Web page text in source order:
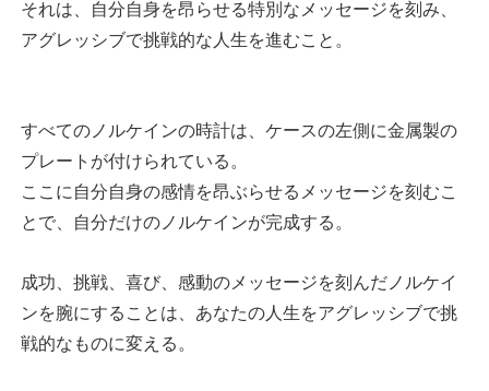
それは、自分自身を昂らせる特別なメッセージを刻み、
アグレッシブで挑戦的な人生を進むこと。
すべてのノルケインの時計は、ケースの左側に金属製の
プレートが付けられている。
ここに自分自身の感情を昂ぶらせるメッセージを刻むこ
とで、自分だけのノルケインが完成する。
成功、挑戦、喜び、感動のメッセージを刻んだノルケイ
ンを腕にすることは、あなたの人生をアグレッシブで挑
戦的なものに変える。